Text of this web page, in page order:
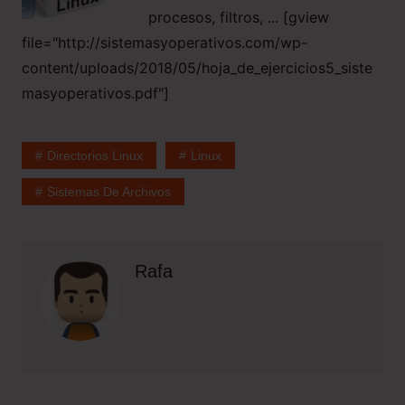
procesos, filtros, ... [gview
file="http://sistemasyoperativos.com/wp-
content/uploads/2018/05/hoja_de_ejercicios5_siste
masyoperativos.pdf"]
Directorios Linux Linux
Sistemas De Archivos
Rafa